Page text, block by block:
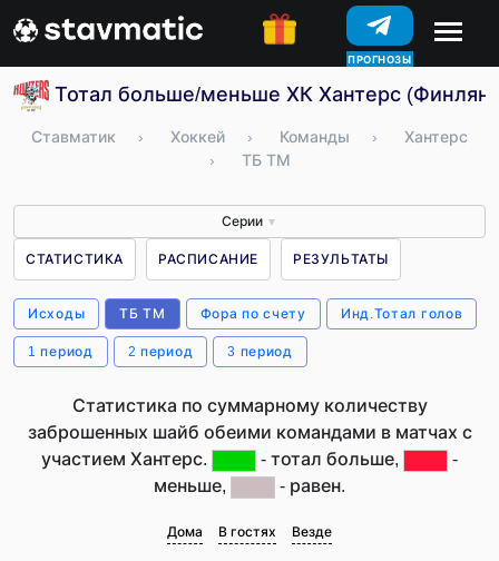
ПРОГНОЗЫ
Тотал больше/меньше ХК Хантерс
Ставматик › Хоккей › Команды ›
Хантерс
›
ТБ ТМ
Серии ▼
СТАТИСТИКА РАСПИСАНИЕ РЕЗУЛЬТАТЫ
Исходы ТБ ТМ Фора по счету Инд.Тотал голов
1 период 2 период 3 период
Статистика по суммарному количеству
заброшенных шайб обеими командами в матчах с
участием Хантерс.
- тотал больше,
-
меньше,
- равен.
Дома В гостях Везде